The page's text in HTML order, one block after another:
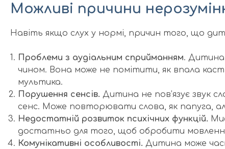
Можливі причини
Навіть якщо слух у нормі, причин того, що
Проблеми з аудіальним сприйманням. Дитина
чином. Вона може не помітити, як впала
мультика.
Порушення сенсів. Дитина не пов’язує звук
сенс. Може повторювати слова, як папуга,
Недостатній розвиток психічних функцій.
достатньо для того, щоб обробити
Комунікативні особливості. Дитина може